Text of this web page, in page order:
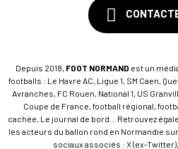
Depuis 2018, FOOT NORMAND est un
footballs : Le Havre AC, Ligue 1, SM Caen,
Avranches, FC Rouen, National 1, US
Coupe de France, football régional,
cachée, Le journal de bord... Retrouvez
les acteurs du ballon rond en Normandie
sociaux associés : X (ex-